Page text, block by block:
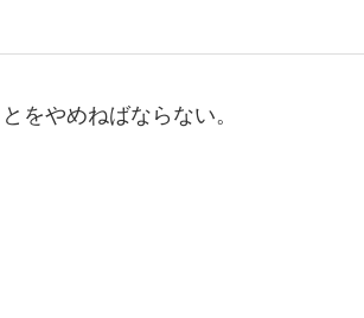
をやめねばならない。